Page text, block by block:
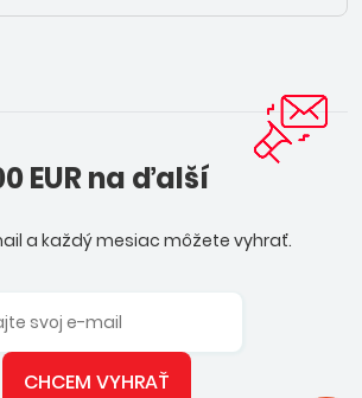
EUR na ďalší
a každý mesiac môžete vyhrať.
CHCEM VYHRAŤ